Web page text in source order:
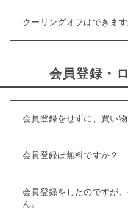
クーリングオフはできます
会員登録・
会員登録をせずに、買い
会員登録は無料ですか？
会員登録をしたのですが
ん。